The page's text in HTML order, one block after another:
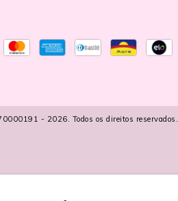
- 2026. Todos os direitos reservados.